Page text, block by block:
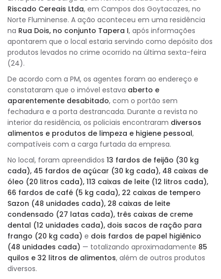
Riscado Cereais Ltda, em Campos dos Goytacazes, no
Norte Fluminense. A ação aconteceu em uma residência
na Rua Dois, no conjunto Tapera I, após informações
apontarem que o local estaria servindo como depósito dos
produtos levados no crime ocorrido na última sexta-feira
(24).
De acordo com a PM, os agentes foram ao endereço e
constataram que o imóvel estava aberto e
aparentemente desabitado, com o portão sem
fechadura e a porta destrancada. Durante a revista no
interior da residência, os policiais encontraram diversos
alimentos e produtos de limpeza e higiene pessoal,
compatíveis com a carga furtada da empresa.
No local, foram apreendidos 13 fardos de feijão (30 kg
cada), 45 fardos de açúcar (30 kg cada), 48 caixas de
óleo (20 litros cada), 113 caixas de leite (12 litros cada),
66 fardos de café (5 kg cada), 22 caixas de tempero
Sazon (48 unidades cada), 28 caixas de leite
condensado (27 latas cada), três caixas de creme
dental (12 unidades cada), dois sacos de ração para
frango (20 kg cada) e dois fardos de papel higiênico
(48 unidades cada) — totalizando aproximadamente 85
quilos e 32 litros de alimentos, além de outros produtos
diversos.